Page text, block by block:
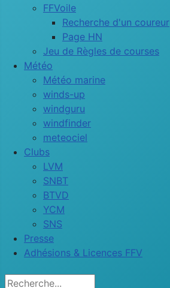
FFVoile
Recherche d'un coureur
Page HN
Jeu de Règles de courses
Météo
Météo marine
winds-up
windguru
windfinder
meteociel
Clubs
LVM
SNBT
BTVD
YCM
SNS
Presse
Adhésions & Licences FFV
Rechercher